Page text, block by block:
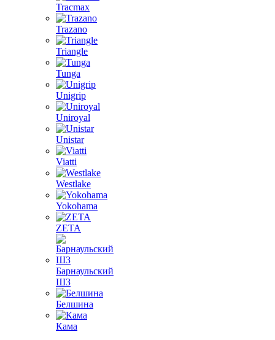
Tracmax
Trazano
Triangle
Tunga
Unigrip
Uniroyal
Unistar
Viatti
Westlake
Yokohama
ZETA
Барнаульский
ШЗ
Белшина
Кама